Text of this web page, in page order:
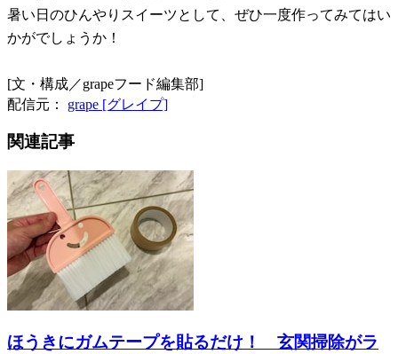
暑い日のひんやりスイーツとして、ぜひ一度作ってみてはい
かがでしょうか！
[文・構成／grapeフード編集部]
配信元： grape [グレイプ]
関連記事
ほうきにガムテープを貼るだけ！ 玄関掃除がラ